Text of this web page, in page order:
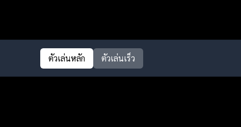
ตัวเล่นหลัก ตัวเล่นเร็ว